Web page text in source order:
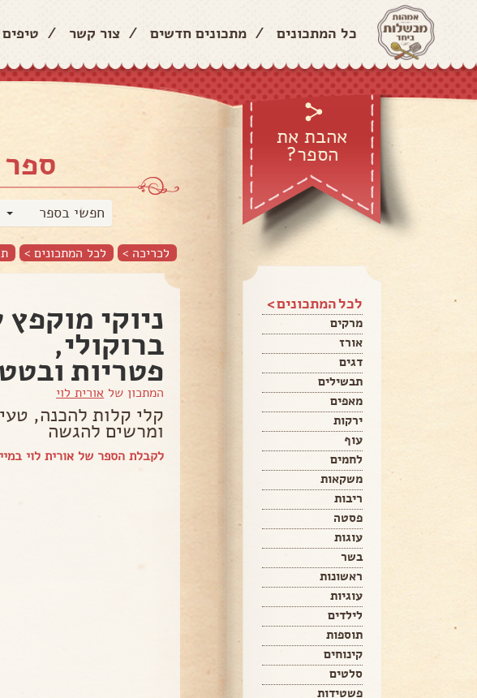
כל המתכונים / מתכונים חדשים / צור קשר / טיפים
אהבת את
הספר?
לכל המתכונים >
מרקים
אורז
דגים
תבשילים
מאפים
ירקות
עוף
לחמים
משקאות
ריבות
פסטה
עוגות
בשר
ראשונות
עוגיות
לילדים
תוספות
קינוחים
סלטים
פשטידות
ספר
חפשי בספר
לכריכה > לכל המתכונים >
ניוקי
ברוקולי,
פטריות
המתכון של אורית לוי
קלי קלות להכנה,
ומרשים להגשה
לקבלת הספר של אורית לוי